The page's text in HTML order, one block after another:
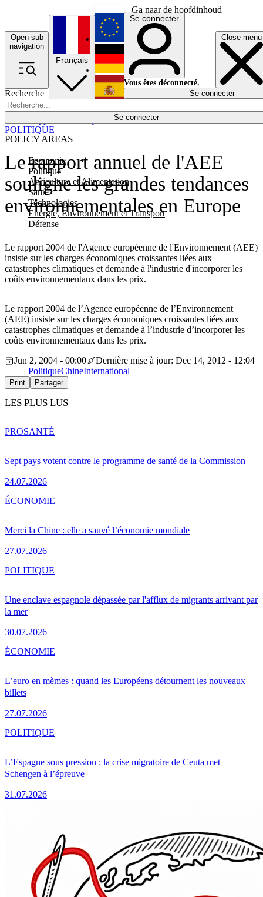
Ga naar de hoofdinhoud
Open sub
navigation
Close menu
Recherche
Se connecter
POLICY AREAS
Economie
Politique
Agriculture et Alimentation
Santé
Technologies
Energie, Environnement et Transport
Défense
Économie
Français
English
Deutsch
Español
Se connecter
Vous êtes déconnecté.
Se connecter
Le rapport annuel de l'AEE
souligne les grandes tendances
environnementales en Europe
Le rapport 2004 de l'Agence européenne de l'Environnement (AEE)
insiste sur les charges économiques croissantes liées aux
catastrophes climatiques et demande à l'industrie d'incorporer les
coûts environnementaux dans les prix.
POLITIQUE
Le rapport 2004 de l’Agence européenne de l’Environnement
(AEE) insiste sur les charges économiques croissantes liées aux
catastrophes climatiques et demande à l’industrie d’incorporer les
coûts environnementaux dans les prix.
Jun 2, 2004 - 00:00
Dernière mise à jour: Dec 14, 2012 - 12:04
PolitiqueChineInternational
Print Partager
LES PLUS LUS
Sept pays votent contre le programme de santé de la Commission
24.07.2026
PROSANTÉ
Merci la Chine : elle a sauvé l’économie mondiale
27.07.2026
ÉCONOMIE
Une enclave espagnole dépassée par l'afflux de migrants arrivant par
la mer
30.07.2026
POLITIQUE
L’euro en mèmes : quand les Européens détournent les nouveaux
billets
27.07.2026
ÉCONOMIE
L’Espagne sous pression : la crise migratoire de Ceuta met
Schengen à l’épreuve
31.07.2026
POLITIQUE